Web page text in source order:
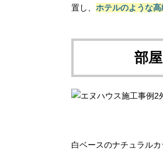
置し、 ホテルのような高
部
白ベースのナチュラル